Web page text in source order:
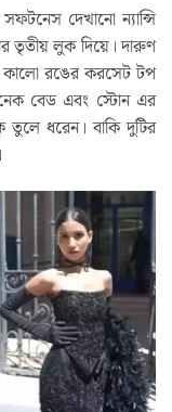
দেখানো ন্যান্সি
তৃতীয় লুক দিয়ে। দারুণ
কালো রঙের করসেট টপ
বেড এবং স্টোন এর
তুলে ধরেন। বাকি দুটির